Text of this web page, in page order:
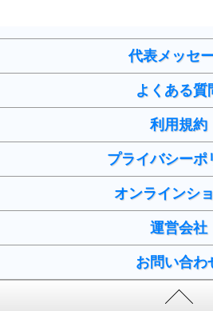
代表メッセ
よくある質
利用規約
プライバシーポ
オンラインシ
運営会社
お問い合わ